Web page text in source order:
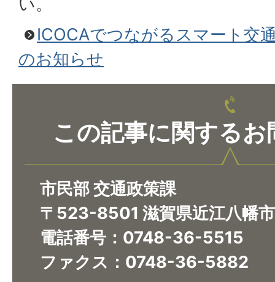
ICOCAでつながるスマート交
のお知らせ
この記事に関するお
市民部 交通政策課
〒523-8501 滋賀県近江八幡
電話番号：0748-36-5515
ファクス：0748-36-5882